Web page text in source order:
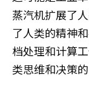
蒸汽机扩展了
了人类的精神
档处理和计算
类思维和决策的